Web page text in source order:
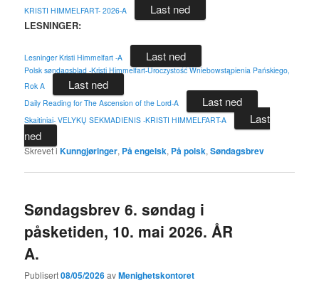
KRISTI HIMMELFART- 2026-A Last ned
LESNINGER:
Lesninger Kristi Himmelfart -A Last ned
Polsk søndagsblad -Kristi Himmelfart-Uroczystość Wniebowstąpienia Pańskiego,
Rok A
Last ned
Daily Reading for The Ascension of the Lord-A Last ned
Skaitiniai- VELYKŲ SEKMADIENIS -KRISTI HIMMELFART-A
Last
ned
Skrevet i Kunngjøringer, På engelsk, På polsk,Søndagsbrev
Søndagsbrev 6. søndag i
påsketiden, 10. mai 2026. ÅR
A.
Publisert08/05/2026avMenighetskontoret